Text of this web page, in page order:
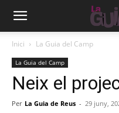
Inici La Guia del Camp
La Guia del Camp
Neix el
Per La Guia de Reus - 29 juny,